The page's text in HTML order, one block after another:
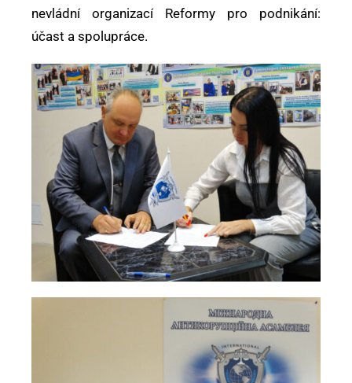
nevládní organizací Reformy pro podnikání:
účast a spolupráce.